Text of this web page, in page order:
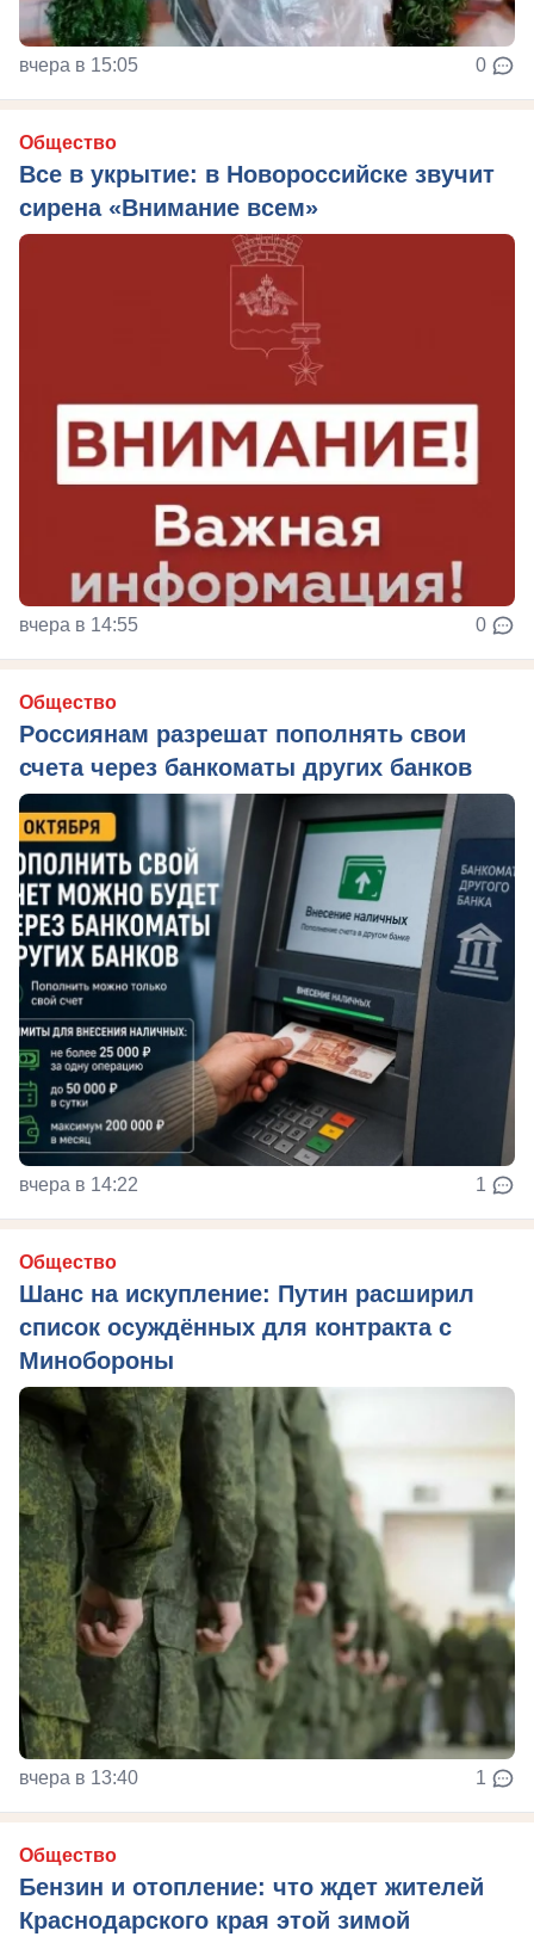
вчера в 15:05 0
Общество
Все в укрытие: в Новороссийске звучит
сирена «Внимание всем»
вчера в 14:55 0
Общество
Россиянам разрешат пополнять свои
счета через банкоматы других банков
вчера в 14:22 1
Общество
Шанс на искупление: Путин расширил
список осуждённых для контракта с
Минобороны
вчера в 13:40 1
Общество
Бензин и отопление: что ждет жителей
Краснодарского края этой зимой